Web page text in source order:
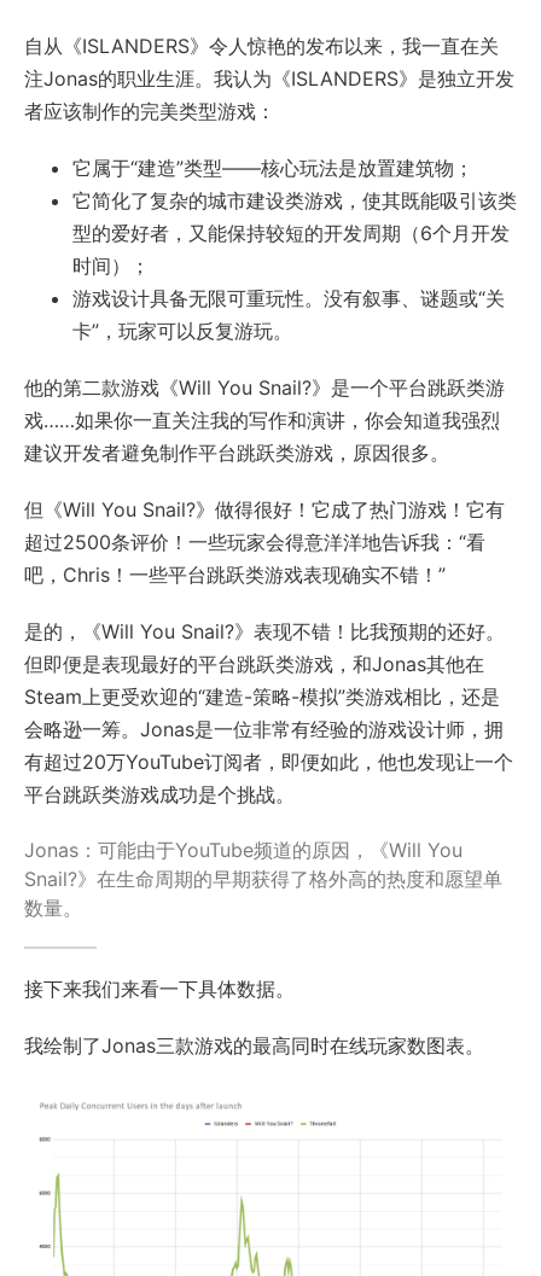
自从《ISLANDERS》令人惊艳的发布以来，我一直在关
注Jonas的职业生涯。我认为《ISLANDERS》是独立开发
者应该制作的完美类型游戏：
它属于“建造”类型——核心玩法是放置建筑物；
它简化了复杂的城市建设类游戏，使其既能吸引该类
型的爱好者，又能保持较短的开发周期（6个月开发
时间）；
游戏设计具备无限可重玩性。没有叙事、谜题或“关
卡”，玩家可以反复游玩。
他的第二款游戏《Will You Snail?》是一个平台跳跃类游
戏……如果你一直关注我的写作和演讲，你会知道我强烈
建议开发者避免制作平台跳跃类游戏，原因很多。
但《Will You Snail?》做得很好！它成了热门游戏！它有
超过2500条评价！一些玩家会得意洋洋地告诉我：“看
吧，Chris！一些平台跳跃类游戏表现确实不错！”
是的，《Will You Snail?》表现不错！比我预期的还好。
但即便是表现最好的平台跳跃类游戏，和Jonas其他在
Steam上更受欢迎的“建造-策略-模拟”类游戏相比，还是
会略逊一筹。Jonas是一位非常有经验的游戏设计师，拥
有超过20万YouTube订阅者，即便如此，他也发现让一个
平台跳跃类游戏成功是个挑战。
Jonas：可能由于YouTube频道的原因，《Will You
Snail?》在生命周期的早期获得了格外高的热度和愿望单
数量。
接下来我们来看一下具体数据。
我绘制了Jonas三款游戏的最高同时在线玩家数图表。